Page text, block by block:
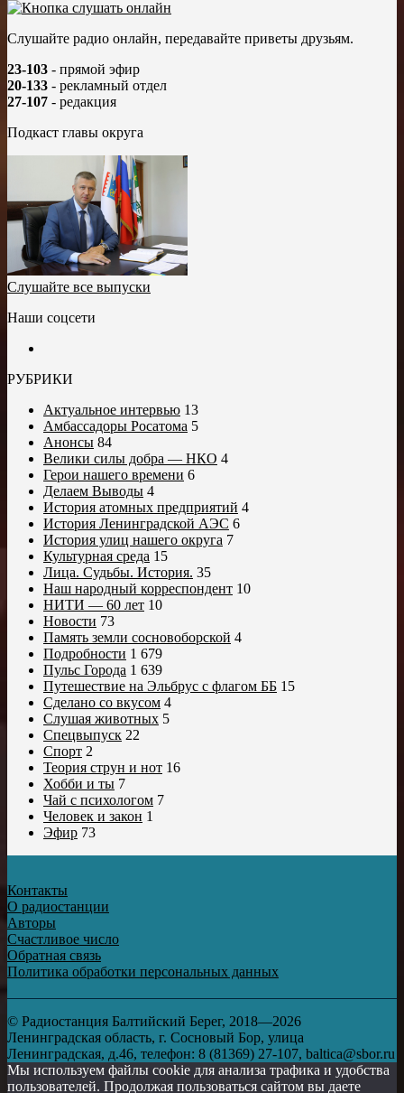
Слушайте радио онлайн, передавайте приветы друзьям.
23-103 - прямой эфир
20-133 - рекламный отдел
27-107 - редакция
Подкаст главы округа
Слушайте все выпуски
Наши соцсети
РУБРИКИ
Актуальное интервью 13
Амбассадоры Росатома 5
Анонсы 84
Велики силы добра — НКО 4
Герои нашего времени 6
Делаем Выводы 4
История атомных предприятий 4
История Ленинградской АЭС 6
История улиц нашего округа 7
Культурная среда 15
Лица. Судьбы. История. 35
Наш народный корреспондент 10
НИТИ — 60 лет 10
Новости 73
Память земли сосновоборской 4
Подробности 1 679
Пульс Города 1 639
Путешествие на Эльбрус с флагом ББ 15
Сделано со вкусом 4
Слушая животных 5
Спецвыпуск 22
Спорт 2
Теория струн и нот 16
Хобби и ты 7
Чай с психологом 7
Человек и закон 1
Эфир 73
Контакты
О радиостанции
Авторы
Счастливое число
Обратная связь
Политика обработки персональных данных
© Радиостанция Балтийский Берег, 2018—2026
Ленинградская область, г. Сосновый Бор, улица
Ленинградская, д.46, телефон: 8 (81369) 27-107, baltica@sbor.ru
Мы используем файлы cookie для анализа трафика и удобства
пользователей. Продолжая пользоваться сайтом вы даете